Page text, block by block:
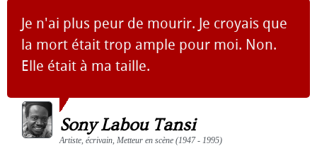
Je n'ai plus peur de mourir. Je croyais que
la mort était trop ample pour moi. Non.
Elle était à ma taille.
Sony Labou Tansi
Artiste, écrivain, Metteur en scène (1947 - 1995)